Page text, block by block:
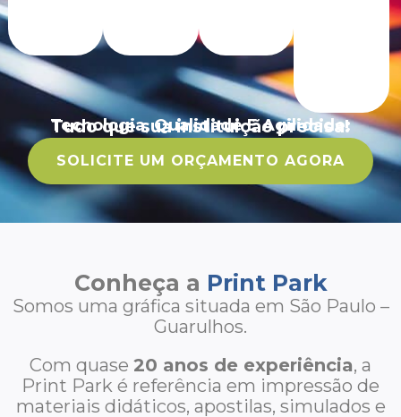
Tecnologia, Qualidade E Agilidade:
Tudo que sua instituição precisa!
SOLICITE UM ORÇAMENTO AGORA
Conheça a Print Park
Somos uma gráfica situada em São Paulo –
Guarulhos.
Com quase 20 anos de experiência, a
Print Park é referência em impressão de
materiais didáticos, apostilas, simulados e